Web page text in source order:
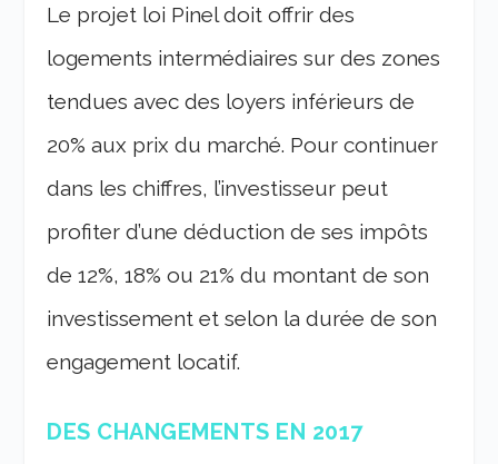
Le projet loi Pinel doit offrir des
logements intermédiaires sur des zones
tendues avec des loyers inférieurs de
20% aux prix du marché. Pour continuer
dans les chiffres, l’investisseur peut
profiter d’une déduction de ses impôts
de 12%, 18% ou 21% du montant de son
investissement et selon la durée de son
engagement locatif.
DES CHANGEMENTS EN 2017